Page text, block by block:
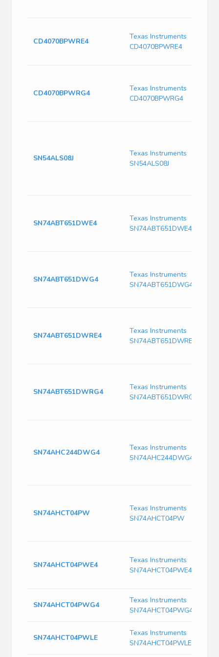
CD4070BPWRE4
Texas Instruments
CD4070BPWRE4
CD4070BPWRG4
Texas Instruments
CD4070BPWRG4
SN54ALS08J
Texas Instruments
SN54ALS08J
SN74ABT651DWE4
Texas Instruments
SN74ABT651DWE4
SN74ABT651DWG4
Texas Instruments
SN74ABT651DWG4
SN74ABT651DWRE4
Texas Instruments
SN74ABT651DWRE4
SN74ABT651DWRG4
Texas Instruments
SN74ABT651DWRG4
SN74AHC244DWG4
Texas Instruments
SN74AHC244DWG4
SN74AHCT04PW
Texas Instruments
SN74AHCT04PW
SN74AHCT04PWE4
Texas Instruments
SN74AHCT04PWE4
SN74AHCT04PWG4
Texas Instruments
SN74AHCT04PWG4
SN74AHCT04PWLE
Texas Instruments
SN74AHCT04PWLE